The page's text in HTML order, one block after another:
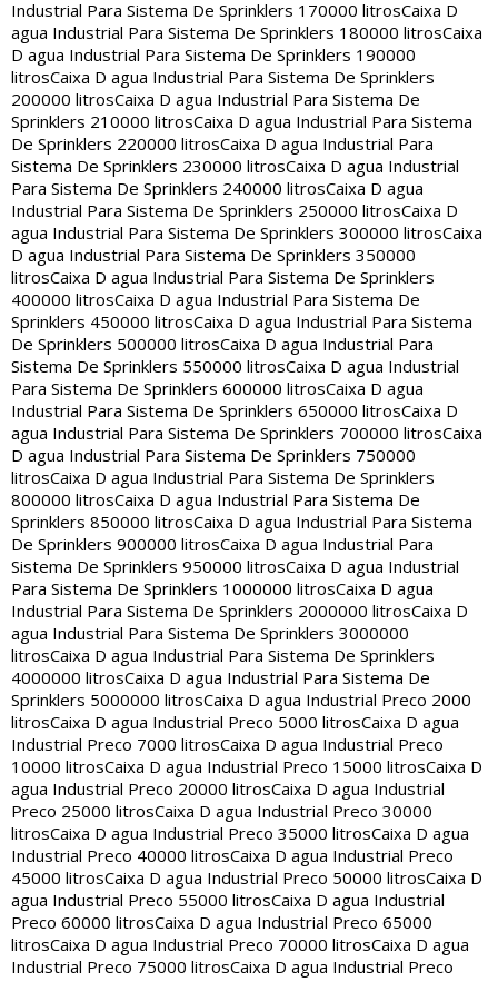
Industrial Para Sistema De Sprinklers 170000 litrosCaixa D
agua Industrial Para Sistema De Sprinklers 180000 litrosCaixa
D agua Industrial Para Sistema De Sprinklers 190000
litrosCaixa D agua Industrial Para Sistema De Sprinklers
200000 litrosCaixa D agua Industrial Para Sistema De
Sprinklers 210000 litrosCaixa D agua Industrial Para Sistema
De Sprinklers 220000 litrosCaixa D agua Industrial Para
Sistema De Sprinklers 230000 litrosCaixa D agua Industrial
Para Sistema De Sprinklers 240000 litrosCaixa D agua
Industrial Para Sistema De Sprinklers 250000 litrosCaixa D
agua Industrial Para Sistema De Sprinklers 300000 litrosCaixa
D agua Industrial Para Sistema De Sprinklers 350000
litrosCaixa D agua Industrial Para Sistema De Sprinklers
400000 litrosCaixa D agua Industrial Para Sistema De
Sprinklers 450000 litrosCaixa D agua Industrial Para Sistema
De Sprinklers 500000 litrosCaixa D agua Industrial Para
Sistema De Sprinklers 550000 litrosCaixa D agua Industrial
Para Sistema De Sprinklers 600000 litrosCaixa D agua
Industrial Para Sistema De Sprinklers 650000 litrosCaixa D
agua Industrial Para Sistema De Sprinklers 700000 litrosCaixa
D agua Industrial Para Sistema De Sprinklers 750000
litrosCaixa D agua Industrial Para Sistema De Sprinklers
800000 litrosCaixa D agua Industrial Para Sistema De
Sprinklers 850000 litrosCaixa D agua Industrial Para Sistema
De Sprinklers 900000 litrosCaixa D agua Industrial Para
Sistema De Sprinklers 950000 litrosCaixa D agua Industrial
Para Sistema De Sprinklers 1000000 litrosCaixa D agua
Industrial Para Sistema De Sprinklers 2000000 litrosCaixa D
agua Industrial Para Sistema De Sprinklers 3000000
litrosCaixa D agua Industrial Para Sistema De Sprinklers
4000000 litrosCaixa D agua Industrial Para Sistema De
Sprinklers 5000000 litrosCaixa D agua Industrial Preco 2000
litrosCaixa D agua Industrial Preco 5000 litrosCaixa D agua
Industrial Preco 7000 litrosCaixa D agua Industrial Preco
10000 litrosCaixa D agua Industrial Preco 15000 litrosCaixa D
agua Industrial Preco 20000 litrosCaixa D agua Industrial
Preco 25000 litrosCaixa D agua Industrial Preco 30000
litrosCaixa D agua Industrial Preco 35000 litrosCaixa D agua
Industrial Preco 40000 litrosCaixa D agua Industrial Preco
45000 litrosCaixa D agua Industrial Preco 50000 litrosCaixa D
agua Industrial Preco 55000 litrosCaixa D agua Industrial
Preco 60000 litrosCaixa D agua Industrial Preco 65000
litrosCaixa D agua Industrial Preco 70000 litrosCaixa D agua
Industrial Preco 75000 litrosCaixa D agua Industrial Preco